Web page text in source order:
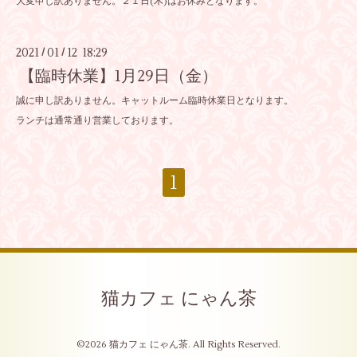
2021 /01 / 12 18:29
【臨時休業】1月29日（金）
誠に申し訳ありません。キャットルーム臨時休業日となります。
ランチは通常通り営業しております。
1
猫カフェ にゃん茶
©2026 猫カフェ にゃん茶. All Rights Reserved.